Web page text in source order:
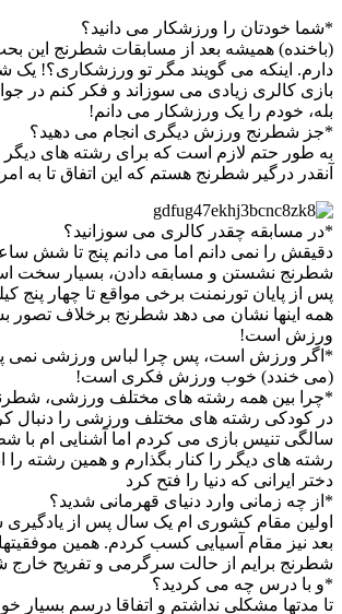
*شما خودتان را ورزشکار می دانید؟
(باخنده) همیشه بعد از مسابقات شطرنج این
دارم. اینکه می گویند مگر تو ورزشکاری؟! یک
بازی کالری زیادی می سوزاند و فکر کنم در
بله، خودم را یک ورزشکار می دانم!
*جز شطرنج ورزش دیگری انجام می دهید؟
به طور حتم لازم است که برای رشته های دیگر
آنقدر درگیر شطرنج هستم که این اتفاق تا به
*در مسابقه چقدر کالری می سوزانید؟
دقیقش را نمی دانم اما می دانم پنج تا شش
شطرنج نشستن و مسابقه دادن، بسیار سخت
پس از پایان تورنمنت برخی مواقع تا چهار پنج
همه اینها نشان می دهد شطرنج برخلاف تصور
ورزش است!
*اگر ورزش است، پس چرا لباس ورزشی نمی
(می خندد) خوب ورزش فکری است!
*چرا بین همه رشته های مختلف ورزشی،
در کودکی رشته های مختلف ورزشی را دنبال
سالگی تنیس بازی می کردم اما آشنایی ام با
رشته های دیگر را کنار بگذارم و همین رشته را
دختر ایرانی که دنیا را فتح کرد
*از چه زمانی وارد دنیای قهرمانی شدید؟
اولین مقام کشوری ام یک سال پس از
بعد نیز مقام آسیایی کسب کردم. همین
شطرنج برایم از حالت سرگرمی و تفریح خارج
*و با درس چه می کردید؟
تا مدتها مشکلی نداشتم و اتفاقا درسم بسیار